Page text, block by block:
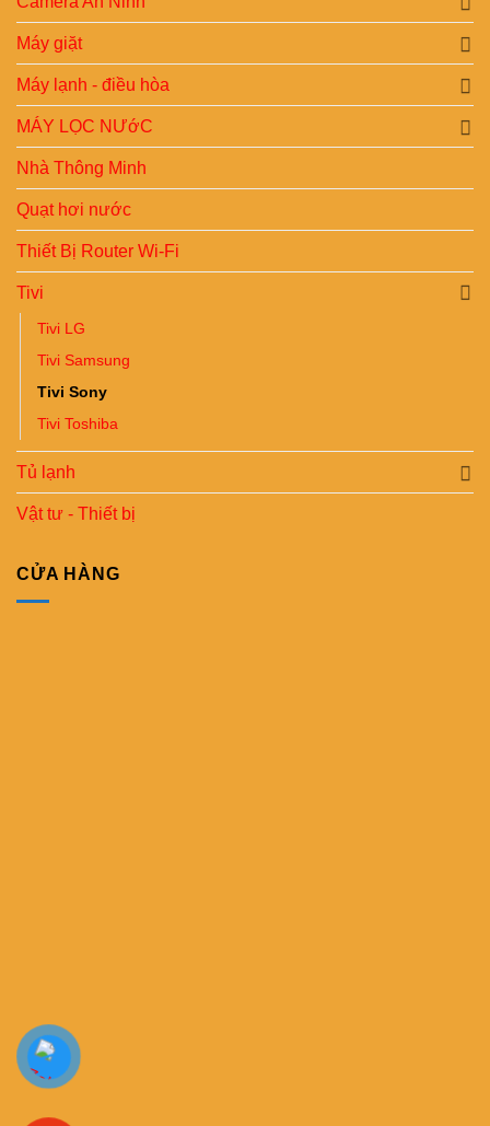
Máy giặt
Máy lạnh - điều hòa
MÁY LỌC NƯớC
Nhà Thông Minh
Quạt hơi nước
Thiết Bị Router Wi-Fi
Tivi
Tivi LG
Tivi Samsung
Tivi Sony
Tivi Toshiba
Tủ lạnh
Vật tư - Thiết bị
CỬA HÀNG